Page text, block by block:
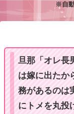
※自
旦那「オレ長
は嫁に出たか
務があるのは
にトメを丸投